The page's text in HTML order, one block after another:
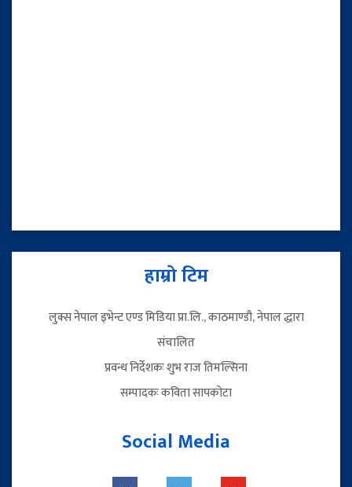
हाम्रो टिम
लुक्स नेपाल इभेन्ट एण्ड मिडिया प्रा.लि., काठमाण्डौ, नेपाल द्धारा
संचालित
प्रवन्ध निर्देशकः शुभ राज तिमल्सिना
सम्पादकः कविता सापकोटा
Social Media